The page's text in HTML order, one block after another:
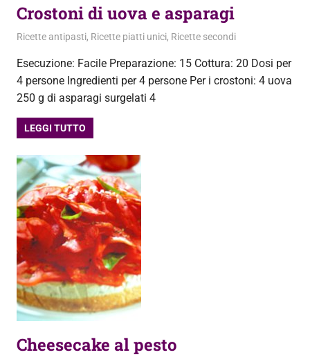
Crostoni di uova e asparagi
4 Luglio 2013
admin
Ricette antipasti, Ricette piatti unici, Ricette secondi
Esecuzione: Facile Preparazione: 15 Cottura: 20 Dosi per
4 persone Ingredienti per 4 persone Per i crostoni: 4 uova
250 g di asparagi surgelati 4
LEGGI TUTTO
Cheesecake al pesto